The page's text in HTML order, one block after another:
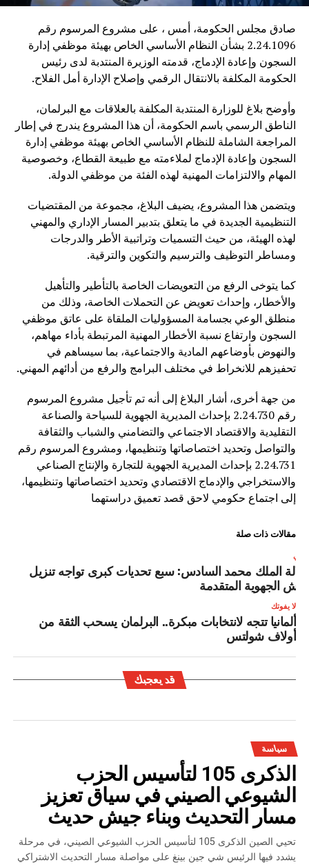
صادق مجلس الحكومة، أمس ، على مشروع المرسوم رقم
2.24.1096 بشأن النظام الأساسي الخاص بهيئة موظفي إدارة
السجون وإعادة الإدماج، قدمته الوزيرة المنتدبة لدى رئيس
الحكومة المكلفة بالانتقال الرقمي وإصلاح الإدارة أمل الفلاح.
وأوضح بلاغ للوزارة المنتدبة المكلفة بالعلاقات مع البرلمان،
الناطق الرسمي باسم الحكومة، أن هذا المشروع يندرج في إطار
المراجعة الشاملة للنظام الأساسي الخاص بهيئة موظفي إدارة
السجون وإعادة الإدماج لملاءمته مع طبيعة القطاع، وخصوصية
المهام والالتزامات المهنية لهذه الفئة من موظفي الدولة.
ويتضمن هذا المشروع، يضيف البلاغ، مجموعة من المقتضيات
التنظيمية الجديدة في ما يتعلق بتدبير المسار الإداري والمهني
لهذه الهيئة، من حيث التسميات وتراتبية الأطر والدرجات
ومساطر التوظيف والترسيم والتكوين والترقية.
كما يتوخى الرفع من التعويضات الخاصة بالتأطير والتأهيل
والأخطار، وإحداث تعويض عن التحملات الخاصة، وذلك من
منطلق الوعي بجسامة المسؤوليات الملقاة على عاتق موظفي
السجون وارتفاع نسبة الأخطار المهنية المرتبطة بأداء مهاهم،
والنهوض بأوضاعهم المادية والاجتماعية، بما سيساهم في
تحفيزهم للانخراط في مختلف البرامج والرفع من أدائهم المهني.
من جهة أخرى، أشار البلاغ إلى أنه تم تأجيل مشروع المرسوم
رقم 2.24.730 بإحداث المديرية الجهوية للسياحة والصناعة
التقليدية والاقتصاد الاجتماعي والتضامني والشباب والثقافة
والتواصل وتحديد اختصاصاتها وتنظيمها، ومشروع المرسوم رقم
2.24.731 بإحداث المديرية الجهوية للتجارة والإنتاج الصناعي
والاستخراجي والإدماج الاقتصادي وتحديد اختصاصاتها وتنظيمها،
إلى اجتماع حكومي لاحق قصد تعميق دراستهما
مقالات ذات صلة
الملك محمد السادس: سبع تحديات كبرى تواجه تنزيل
الجهوية المتقدمة
لا يفوتك
ألمانيا تتجه لانتخابات مبكرة.. البرلمان يسحب الثقة من
أولاف شولتس
قد يعجبك
سياسة
الذكرى 105 لتأسيس الحزب
الشيوعي الصيني في سياق تعزيز
مسار التحديث وبناء جيش حديث
تحيي الصين الذكرى 105 لتأسيس الحزب الشيوعي الصيني، في مرحلة
يشدد فيها الرئيس شي جين بينغ على مواصلة مسار التحديث الاشتراكي